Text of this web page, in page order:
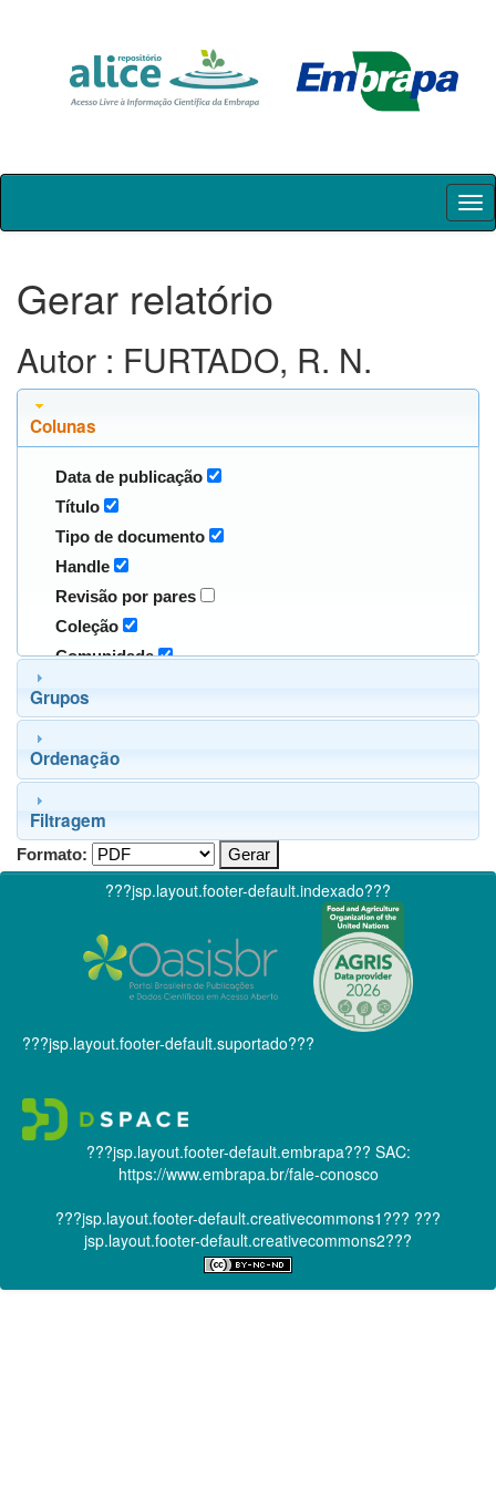
Skip
Gerar relatório
Autor : FURTADO, R. N.
Colunas
Data de publicação
Título
Tipo de documento
Handle
Revisão por pares
Coleção
Comunidade
Grupos
Ordenação
Filtragem
Formato:
???jsp.layout.footer-default.indexado???
???jsp.layout.footer-default.suportado???
???jsp.layout.footer-default.embrapa??? SAC:
https://www.embrapa.br/fale-conosco
???jsp.layout.footer-default.creativecommons1??? ???
jsp.layout.footer-default.creativecommons2???